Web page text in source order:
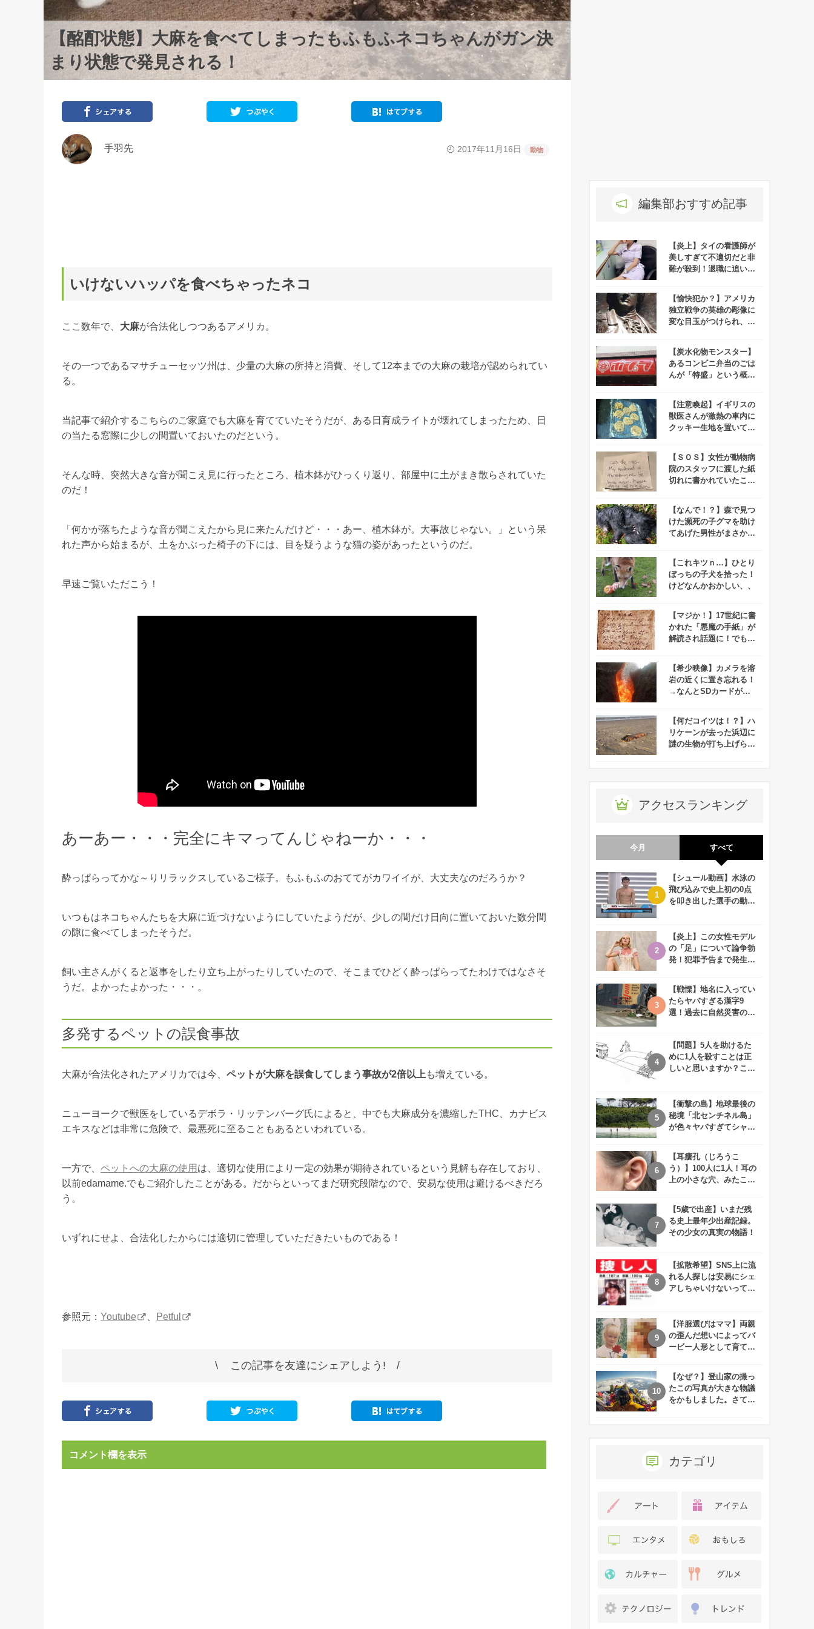
【酩酊状態】大麻を食べてしまったもふもふネコちゃんがガン決
まり状態で発見される！
手羽先 2017年11月16日 動物
いけないハッパを食べちゃったネコ
ここ数年で、 大麻が合法化しつつあるアメリカ。
その一つであるマサチューセッツ州は、少量の大麻の所持と消費、そして12本までの大麻の栽培が認められてい
る。
当記事で紹介するこちらのご家庭でも大麻を育てていたそうだが、ある日育成ライトが壊れてしまったため、日
の当たる窓際に少しの間置いておいたのだという。
そんな時、突然大きな音が聞こえ見に行ったところ、植木鉢がひっくり返り、部屋中に土がまき散らされていた
のだ！
「何かが落ちたような音が聞こえたから見に来たんだけど・・・あー、植木鉢が。大事故じゃない。」という呆
れた声から始まるが、土をかぶった椅子の下には、目を疑うような猫の姿があったというのだ。
早速ご覧いただこう！
あーあー・・・完全にキマってんじゃねーか・・・
酔っぱらってかな～りリラックスしているご様子。もふもふのおててがカワイイが、大丈夫なのだろうか？
いつもはネコちゃんたちを大麻に近づけないようにしていたようだが、少しの間だけ日向に置いておいた数分間
の隙に食べてしまったそうだ。
飼い主さんがくると返事をしたり立ち上がったりしていたので、そこまでひどく酔っぱらってたわけではなさそ
うだ。よかったよかった・・・。
多発するペットの誤食事故
大麻が合法化されたアメリカでは今、 ペットが大麻を誤食してしまう事故が2倍以上 も増えている。
ニューヨークで獣医をしているデボラ・リッテンバーグ氏によると、中でも大麻成分を濃縮したTHC、カナビス
エキスなどは非常に危険で、最悪死に至ることもあるといわれている。
一方で、 ペットへの大麻の使用 は、適切な使用により一定の効果が期待されているという見解も存在しており、
以前edamame.でもご紹介したことがある。だからといってまだ研究段階なので、安易な使用は避けるべきだろ
う。
いずれにせよ、合法化したからには適切に管理していただきたいものである！
参照元： Youtube Petful
この記事を友達にシェアしよう! /
コメント欄を表示
編集部おすすめ記事
【炎上】タイの看護師が
美しすぎて不適切だと非
難が殺到！退職に追い込
【愉快犯か？】アメリカ
独立戦争の英雄の彫像に
変な目玉がつけられ、笑
【炭水化物モンスター】
あるコンビニ弁当のごは
んが「特盛」という概念
に！
【注意喚起】イギリスの
獣医さんが激熱の車内に
クッキー生地を置いてみ
り
【ＳＯＳ】女性が動物病
院のスタッフに渡した紙
切れに書かれていたこと
【なんで！？】森で見つ
けた瀕死の子グマを助け
てあげた男性がまさかの
【これキツｎ…】ひとり
ぼっちの子犬を拾った！
けどなんかおかしい、、
【マジか！】17世紀に書
かれた「悪魔の手紙」が
解読され話題に！でもそ
【希少映像】カメラを溶
岩の近くに置き忘れる！
→なんとSDカードが無
映像が撮れたらしい！
【何だコイツは！？】ハ
リケーンが去った浜辺に
謎の生物が打ち上げられ
アクセスランキング
今月 すべて
【シュール動画】水泳の
飛び込みで史上初の0点
を叩き出した選手の動画
【炎上】この女性モデル
の「足」について論争勃
発！犯罪予告まで発生す
【戦慄】地名に入ってい
たらヤバすぎる漢字9
選！過去に自然災害の歴
【問題】5人を助けるた
めに1人を殺すことは正
しいと思いますか？この
【衝撃の島】地球最後の
秘境「北センチネル島」
が色々ヤバすぎてシャレ
【耳瘻孔（じろうこ
う）】100人に1人！耳の
上の小さな穴、みたこと
【5歳で出産】いまだ残
る史上最年少出産記録。
その少女の真実の物語！
【拡散希望】SNS上に流
れる人探しは安易にシェ
アしちゃいけないって知
【洋服選びはママ】両親
の歪んだ想いによってバ
ービー人形として育てら
【なぜ？】登山家の撮っ
たこの写真が大きな物議
をかもしました。さて、
カテゴリ